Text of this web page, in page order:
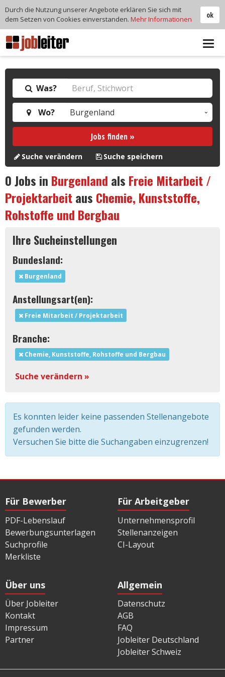
Was?
Wo?
Jobs finden »
Suche verändern Suche speichern
0Jobs in Burgenland als Freie Mitarbeit /
Projektarbeitaus Chemie, Kunststoffe,
Rohstoffe und Bergbau
Ihre Sucheinstellungen
Bundesland:
Burgenland
Anstellungsart(en):
Freie Mitarbeit / Projektarbeit
Branche:
Chemie, Kunststoffe, Rohstoffe und Bergbau
Suche verändern »
Es konnten leider keine passenden Stellenangebote
gefunden werden.
Versuchen Sie bitte die Suchangaben einzugrenzen!
Für Bewerber
PDF-Lebenslauf
Bewerbungsunterlagen
Suchprofile
Merkliste
Für Arbeitgeber
Unternehmensprofil
Stellenanzeigen
CI-Layout
Über uns
Über Jobleiter
Kontakt
Impressum
Partner
Allgemein
Datenschutz
AGB
FAQ
Jobleiter Deutschland
Jobleiter Schweiz
ok
Durch die Nutzung unserer Angebote erklären Sie sich mit
dem Setzen von Cookies einverstanden. Mehr Informationen